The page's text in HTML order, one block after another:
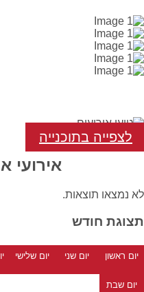
לצפייה בתוכנייה
אירועי
לא נמצאו תוצאות.
תצוגת חודש
יום ראשון יום שני יום שלישי
יום שבת